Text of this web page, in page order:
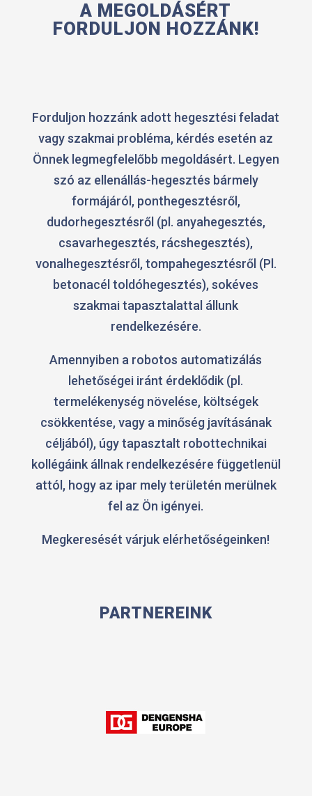
A MEGOLDÁSÉRT
FORDULJON HOZZÁNK!
Forduljon hozzánk adott hegesztési feladat
vagy szakmai probléma, kérdés esetén az
Önnek legmegfelelőbb megoldásért. Legyen
szó az ellenállás-hegesztés bármely
formájáról, ponthegesztésről,
dudorhegesztésről (pl. anyahegesztés,
csavarhegesztés, rácshegesztés),
vonalhegesztésről, tompahegesztésről (Pl.
betonacél toldóhegesztés), sokéves
szakmai tapasztalattal állunk
rendelkezésére.
Amennyiben a robotos automatizálás
lehetőségei iránt érdeklődik (pl.
termelékenység növelése, költségek
csökkentése, vagy a minőség javításának
céljából), úgy tapasztalt robottechnikai
kollégáink állnak rendelkezésére függetlenül
attól, hogy az ipar mely területén merülnek
fel az Ön igényei.
Megkeresését várjuk elérhetőségeinken!
PARTNEREINK